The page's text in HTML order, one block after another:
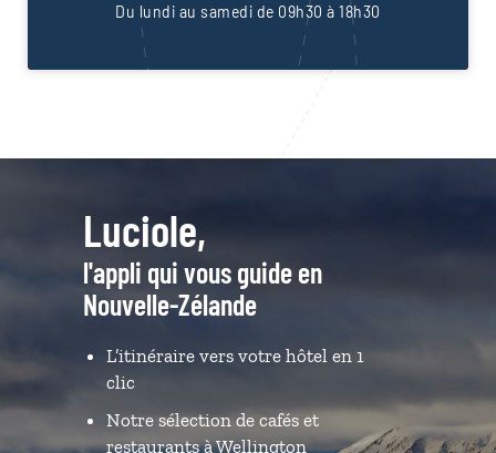
Du lundi au samedi de 09h30 à 18h30
Luciole,
l'appli qui vous guide en
Nouvelle-Zélande
L’itinéraire vers votre hôtel en 1
clic
Notre sélection de cafés et
restaurants à Wellington